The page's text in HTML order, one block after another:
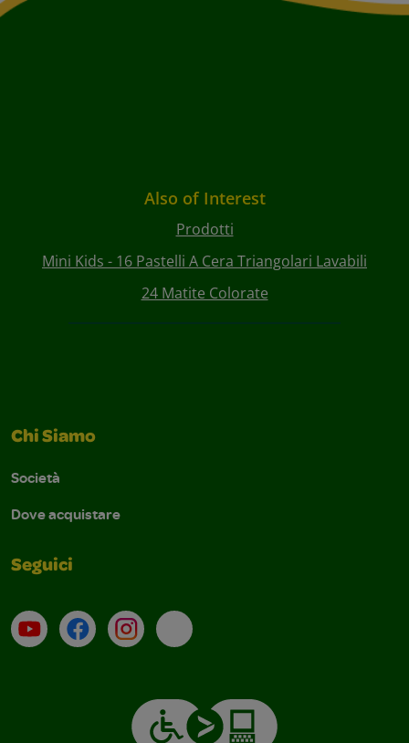
Also of Interest
Prodotti
Mini Kids - 16 Pastelli A Cera Triangolari Lavabili
24 Matite Colorate
Chi Siamo
Società
Dove acquistare
Seguici
Su YouTube
ContattiProfilo Instagram
Email